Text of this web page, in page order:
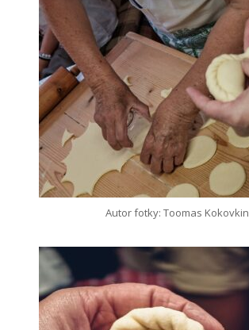
Autor fotky: Toomas Kokovkin